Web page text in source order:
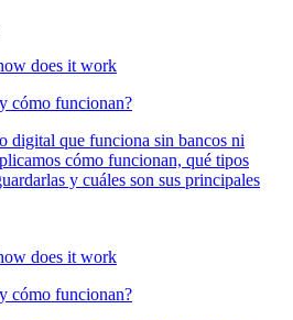
cómo funcionan?
digital que funciona sin bancos ni
cómo funcionan, qué tipos
y cuáles son sus principales
cómo funcionan?